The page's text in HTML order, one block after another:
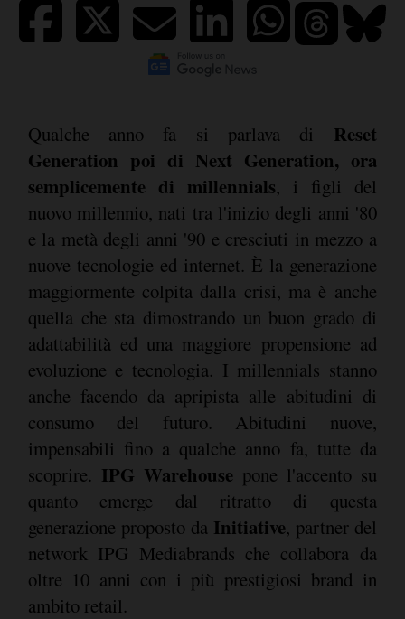
Qualche anno fa si parlava di Reset
Generation poi di Next Generation, ora
semplicemente di millennials, i figli del
nuovo millennio, nati tra l'inizio degli anni '80
e la metà degli anni '90 e cresciuti in mezzo a
nuove tecnologie ed internet. È la generazione
maggiormente colpita dalla crisi, ma è anche
quella che sta dimostrando un buon grado di
adattabilità ed una maggiore propensione ad
evoluzione e tecnologia. I millennials stanno
anche facendo da apripista alle abitudini di
consumo del futuro. Abitudini nuove,
impensabili fino a qualche anno fa, tutte da
scoprire. IPG Warehouse pone l'accento su
quanto emerge dal ritratto di questa
generazione proposto da Initiative, partner del
network IPG Mediabrands che collabora da
oltre 10 anni con i più prestigiosi brand in
ambito retail.